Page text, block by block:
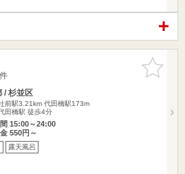
お気に入
りに追加
/ 杉並区
前駅3.21km 代田橋駅173m
田橋駅 徒歩4分
15:00～24:00
550円～
露天風呂